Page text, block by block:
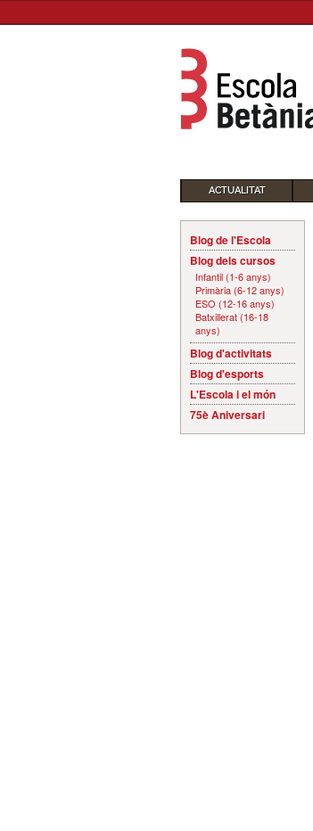
ACTUALITAT
Blog de l'Escola
Blog dels cursos
Infantil (1-6 anys)
Primària (6-12 anys)
ESO (12-16 anys)
Batxillerat (16-18
anys)
Blog d'activitats
Blog d'esports
L'Escola i el món
75è Aniversari